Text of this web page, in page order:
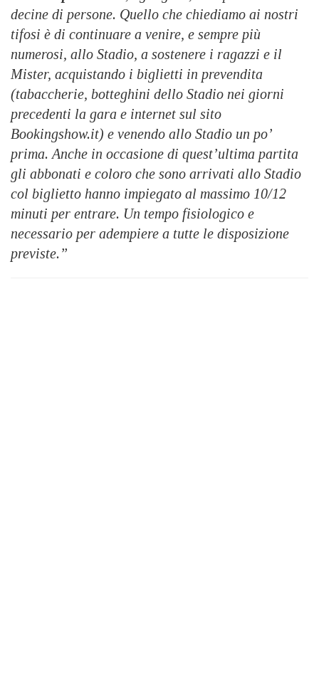
decine di persone. Quello che chiediamo ai nostri
tifosi è di continuare a venire, e sempre più
numerosi, allo Stadio, a sostenere i ragazzi e il
Mister, acquistando i biglietti in prevendita
(tabaccherie, botteghini dello Stadio nei giorni
precedenti la gara e internet sul sito
Bookingshow.it) e venendo allo Stadio un po’
prima. Anche in occasione di quest’ultima partita
gli abbonati e coloro che sono arrivati allo Stadio
col biglietto hanno impiegato al massimo 10/12
minuti per entrare. Un tempo fisiologico e
necessario per adempiere a tutte le disposizione
previste.”